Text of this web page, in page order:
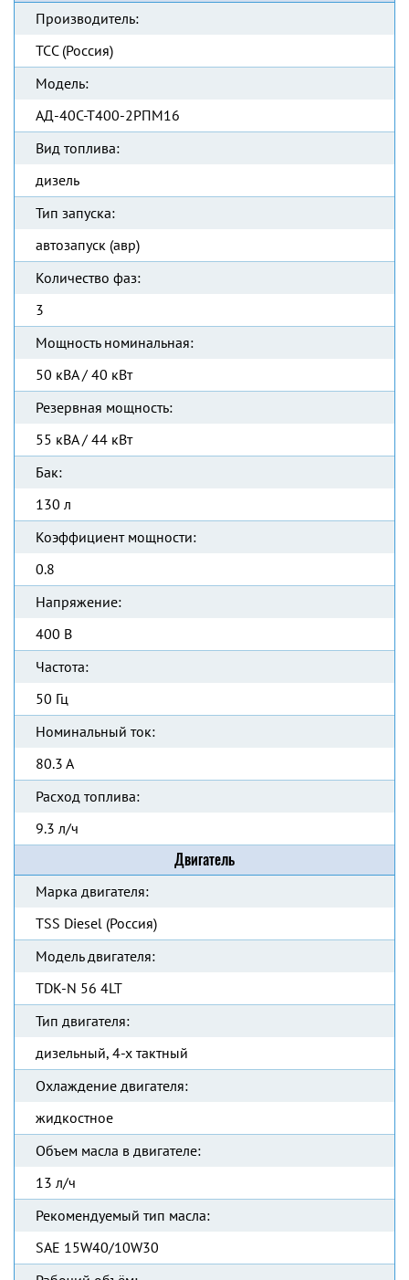
Производитель:
ТСС (Россия)
Модель:
АД-40С-Т400-2РПМ16
Вид топлива:
дизель
Тип запуска:
автозапуск (авр)
Количество фаз:
3
Мощность номинальная:
50 кВА / 40 кВт
Резервная мощность:
55 кВА / 44 кВт
Бак:
130 л
Коэффициент мощности:
0.8
Напряжение:
400 В
Частота:
50 Гц
Номинальный ток:
80.3 А
Расход топлива:
9.3 л/ч
Двигатель
Марка двигателя:
TSS Diesel (Россия)
Модель двигателя:
TDK-N 56 4LT
Тип двигателя:
дизельный, 4-х тактный
Охлаждение двигателя:
жидкостное
Объем масла в двигателе:
13 л/ч
Рекомендуемый тип масла:
SAE 15W40/10W30